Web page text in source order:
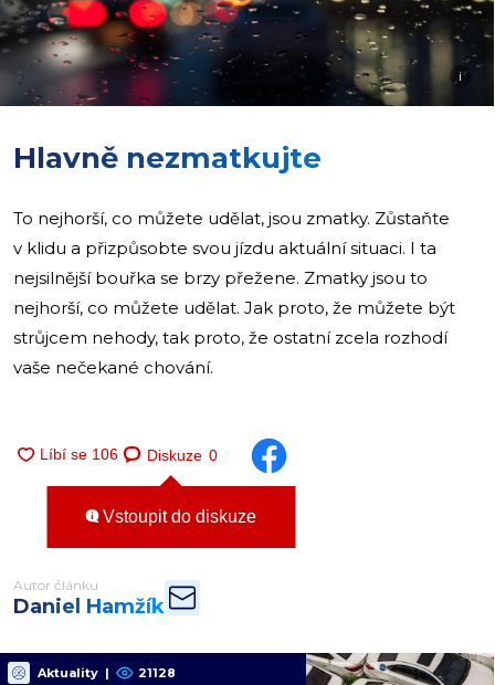
i
Hlavně nezmatkujte
To nejhorší, co můžete udělat, jsou zmatky. Zůstaňte
v klidu a přizpůsobte svou jízdu aktuální situaci. I ta
nejsilnější bouřka se brzy přežene. Zmatky jsou to
nejhorší, co můžete udělat. Jak proto, že můžete být
strůjcem nehody, tak proto, že ostatní zcela rozhodí
vaše nečekané chování.
Diskuze 0
Vstoupit do diskuze
Autor článku
Daniel Hamžík
Aktuality | 21128